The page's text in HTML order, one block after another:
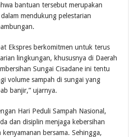
bantuan tersebut merupakan
mendukung pelestarian
Ekspres berkomitmen untuk terus
lingkungan, khususnya di Daerah
Sungai Cisadane ini tentu
volume sampah di sungai yang
banjir,” ujarnya.
Hari Peduli Sampah Nasional,
dan disiplin menjaga kebersihan
bersama. Sehingga,